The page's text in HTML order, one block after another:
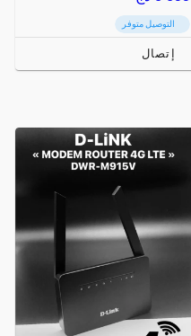
التوصيل متوفر
إتصال